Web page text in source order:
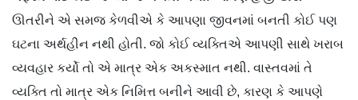
ઊતરીને એ સમજ કેળવીએ કે આપણા જીવનમાં બનતી કોઈ પણ
ઘટના અર્થહીન નથી હોતી. જો કોઈ વ્યક્તિએ આપણી સાથે ખરાબ
વ્યવહાર કર્યો તો એ માત્ર એક અકસ્માત નથી. વાસ્તવમાં તે
વ્યક્તિ તો માત્ર એક નિમિત્ત બનીને આવી છે, કારણ કે આપણે